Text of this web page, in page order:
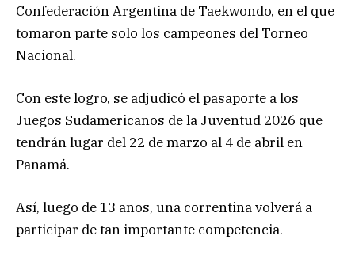
Confederación Argentina de Taekwondo, en el que
tomaron parte solo los campeones del Torneo
Nacional.
Con este logro, se adjudicó el pasaporte a los
Juegos Sudamericanos de la Juventud 2026 que
tendrán lugar del 22 de marzo al 4 de abril en
Panamá.
Así, luego de 13 años, una correntina volverá a
participar de tan importante competencia.